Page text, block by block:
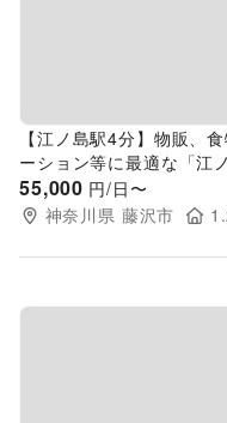
【江ノ島駅4分】物販、
ーション等に最適な「江
55,000 円/日〜
神奈川県 藤沢市